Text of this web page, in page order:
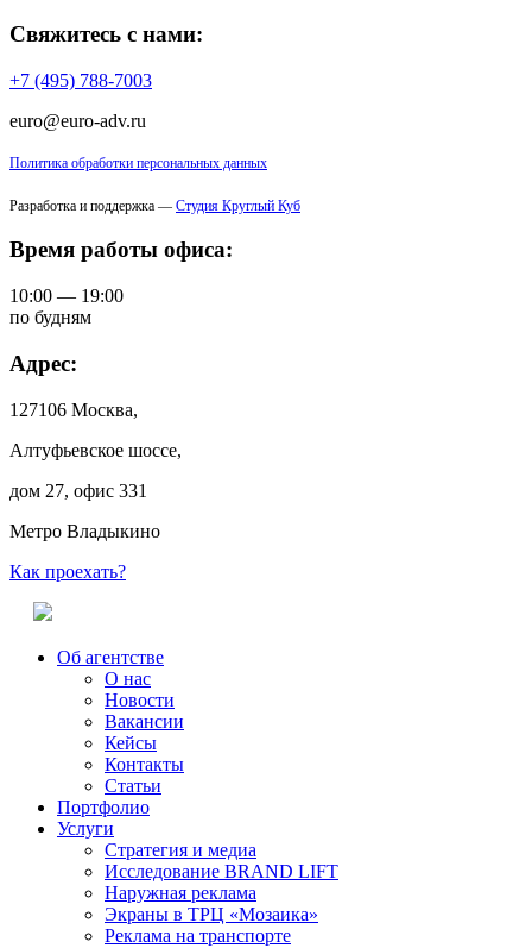
Свяжитесь с нами:
+7 (495) 788-7003
euro@euro-adv.ru
Политика обработки персональных данных
Разработка и поддержка — Студия Круглый Куб
Время работы офиса:
10:00 — 19:00
по будням
Адрес:
127106 Москва,
Алтуфьевское шоссе,
дом 27, офис 331
Метро Владыкино
Как проехать?
Об агентстве
О нас
Новости
Вакансии
Кейсы
Контакты
Статьи
Портфолио
Услуги
Стратегия и медиа
Исследование BRAND LIFT
Наружная реклама
Экраны в ТРЦ «Мозаика»
Реклама на транспорте